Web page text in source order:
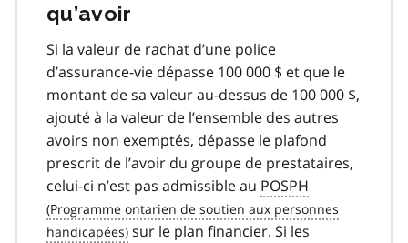
qu’avoir
Si la valeur de rachat d’une police
d’assurance-vie dépasse 100 000 $ et que le
montant de sa valeur au-dessus de 100 000 $,
ajouté à la valeur de l’ensemble des autres
avoirs non exemptés, dépasse le plafond
prescrit de l’avoir du groupe de prestataires,
celui-ci n’est pas admissible au POSPH
sur le plan financier. Si les